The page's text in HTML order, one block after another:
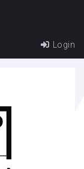
Login